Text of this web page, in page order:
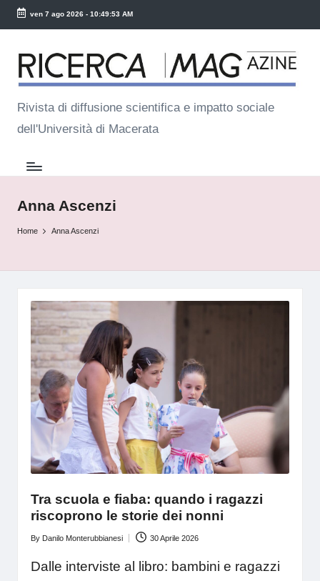
Skip
content
ven 7 ago 2026- 10:49:53 AM
R
ic
e
r
c
a
M
a
Rivista di diffusione scientifica e impatto sociale
dell'Università di Macerata
Anna Ascenzi
Home Anna Ascenzi
Tra scuola e fiaba: quando i ragazzi
riscoprono le storie dei nonni
Posted
By Danilo Monterubbianesi 30 Aprile 2026
Dalle interviste al libro: bambini e ragazzi